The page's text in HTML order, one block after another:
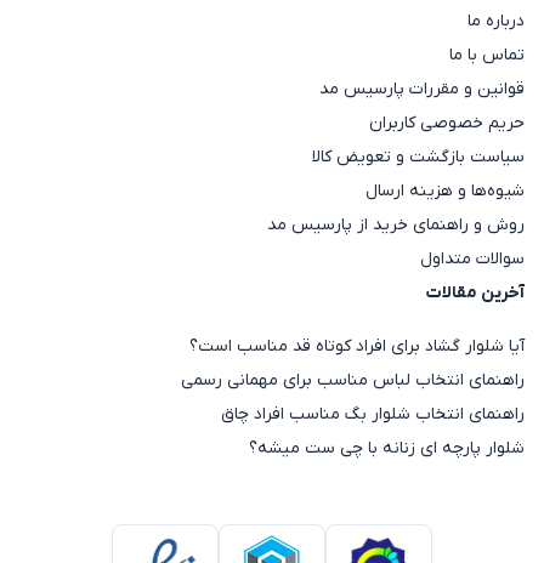
درباره ما
تماس با ما
قوانین و مقررات پارسیس مد
حریم خصوصی کاربران
سیاست بازگشت و تعویض کالا
شیوه‌ها و هزینه ارسال
روش و راهنمای خرید از پارسیس مد
سوالات متداول
آخرین مقالات
آیا شلوار گشاد برای افراد کوتاه قد مناسب است؟
راهنمای انتخاب لباس مناسب برای مهمانی رسمی
راهنمای انتخاب شلوار بگ مناسب افراد چاق
شلوار پارچه ای زنانه با چی ست میشه؟